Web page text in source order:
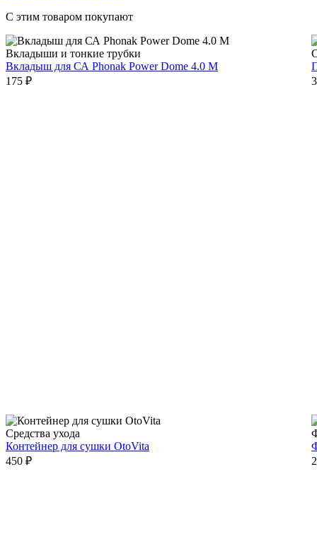
С этим товаром покупают
Вкладыши и тонкие трубки
Вкладыш для СА Phonak Power Dome 4.0 M
175 ₽
Средства ухода
Контейнер для сушки OtoVita
450 ₽